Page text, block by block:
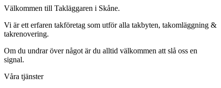
Välkommen till Takläggaren i Skåne.
Vi är ett erfaren takföretag som utför alla takbyten, takomläggning &
takrenovering.
Om du undrar över något är du alltid välkommen att slå oss en
signal.
Våra tjänster